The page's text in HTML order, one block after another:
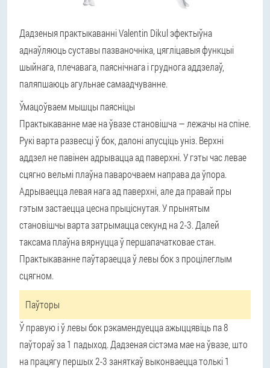
Дадзеныя практыкаванні Valentin Dikul эфектыўна
аднаўляюць суставы пазваночніка, цягліцавыя функцыі
шыйнага, плечавага, паяснічнага і груднога аддзелаў,
паляпшаюць агульнае самаадчуванне.
Ўмацоўваем мышцы паясніцы
Практыкаванне мае на ўвазе становішча — лежачы на спіне.
Рукі варта развесці ў бок, далоні апусціць уніз. Верхні
аддзел не павінен адрывацца ад паверхні. У гэты час левае
сцягно вельмі плаўна паварочваем направа да ўпора.
Адрываецца левая нага ад паверхні, але да правай пры
гэтым застаецца цесна прыціснутая. У прынятым
становішчы варта затрымацца секунд на 2-3. Далей
таксама плаўна вярнуцца ў першапачатковае стан.
Практыкаванне паўтараецца ў левы бок з процілеглым
сцягном.
Паўторы
Ў правую і ў левы бок рэкамендуецца ажыццявіць па 8
паўтораў за 1 падыход. Дадзеная сістэма мае на ўвазе, што
на працягу першых 2-3 заняткаў выконваецца толькі 1